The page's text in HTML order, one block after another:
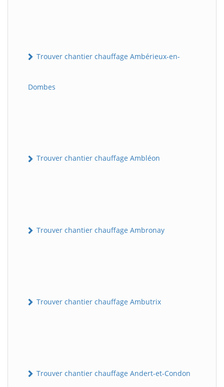
Trouver chantier chauffage Ambérieux-en-
Dombes
Trouver chantier chauffage Ambléon
Trouver chantier chauffage Ambronay
Trouver chantier chauffage Ambutrix
Trouver chantier chauffage Andert-et-Condon